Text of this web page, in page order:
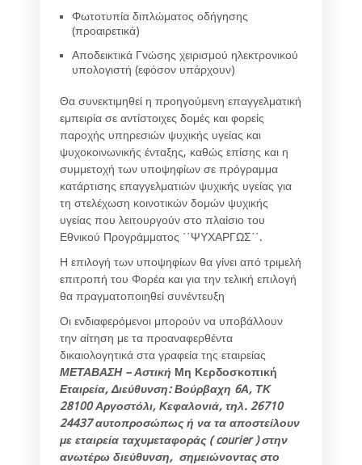
Φωτοτυπία διπλώματος οδήγησης
(προαιρετικά)
Αποδεικτικά Γνώσης χειρισμού ηλεκτρονικού
υπολογιστή (εφόσον υπάρχουν)
Θα συνεκτιμηθεί η προηγούμενη επαγγελματική
εμπειρία σε αντίστοιχες δομές και φορείς
παροχής υπηρεσιών ψυχικής υγείας και
ψυχοκοινωνικής ένταξης, καθώς επίσης και η
συμμετοχή των υποψηφίων σε πρόγραμμα
κατάρτισης επαγγελματιών ψυχικής υγείας για
τη στελέχωση κοινοτικών δομών ψυχικής
υγείας που λειτουργούν στο πλαίσιο του
Εθνικού Προγράμματος ΄΄ΨΥΧΑΡΓΩΣ΄΄.
Η επιλογή των υποψηφίων θα γίνει από τριμελή
επιτροπή του Φορέα και για την τελική επιλογή
θα πραγματοποιηθεί συνέντευξη
Οι ενδιαφερόμενοι μπορούν να υποβάλλουν
την αίτηση με τα προαναφερθέντα
δικαιολογητικά στα γραφεία της εταιρείας
ΜΕΤΑΒΑΣΗ – Αστική Μη Κερδοσκοπική
Εταιρεία, Διεύθυνση: Βούρβαχη 6Α, ΤΚ
28100 Αργοστόλι, Κεφαλονιά, τηλ. 26710
24437 αυτοπροσώπως ή να τα αποστείλουν
με εταιρεία ταχυμεταφοράς (courier ) στην
ανωτέρω διεύθυνση, σημειώνοντας στο